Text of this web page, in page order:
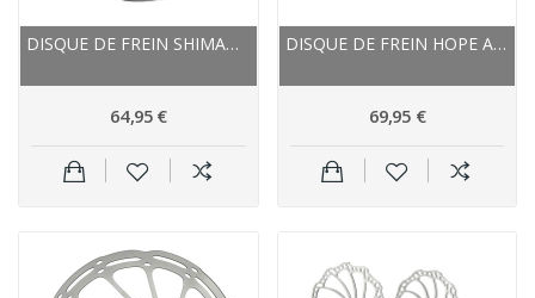
DISQUE DE FREIN SHIMANO ÉTOILE ALU SLX RT-70...
64,95 €
DISQUE DE FREIN HOPE ACIER INOX NEW STANDARD
69,95 €